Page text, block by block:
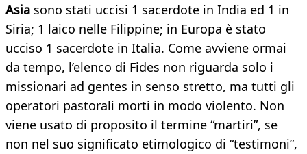
Asia sono stati uccisi 1 sacerdote in India ed 1 in
Siria; 1 laico nelle Filippine; in Europa è stato
ucciso 1 sacerdote in Italia. Come avviene ormai
da tempo, l’elenco di Fides non riguarda solo i
missionari ad gentes in senso stretto, ma tutti gli
operatori pastorali morti in modo violento. Non
viene usato di proposito il termine “martiri”, se
non nel suo significato etimologico di “testimoni”,